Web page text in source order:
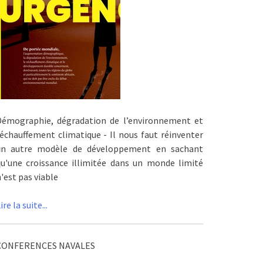
dégradation de l’environnement et
climatique - Il nous faut réinventer
autre modèle de développement en sachant
croissance illimitée dans un monde limité
pas viable
la suite...
NAVALES